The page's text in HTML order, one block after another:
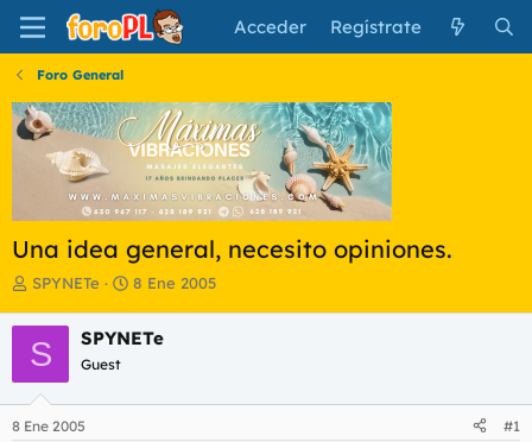
Acceder Regístrate
Foro General
Una idea general, necesito opiniones.
I
i
c
i
a
d
o
SPYNETe
F
h
e
8 Ene 2005
S SPYNETe
Guest
8 Ene 2005 #1